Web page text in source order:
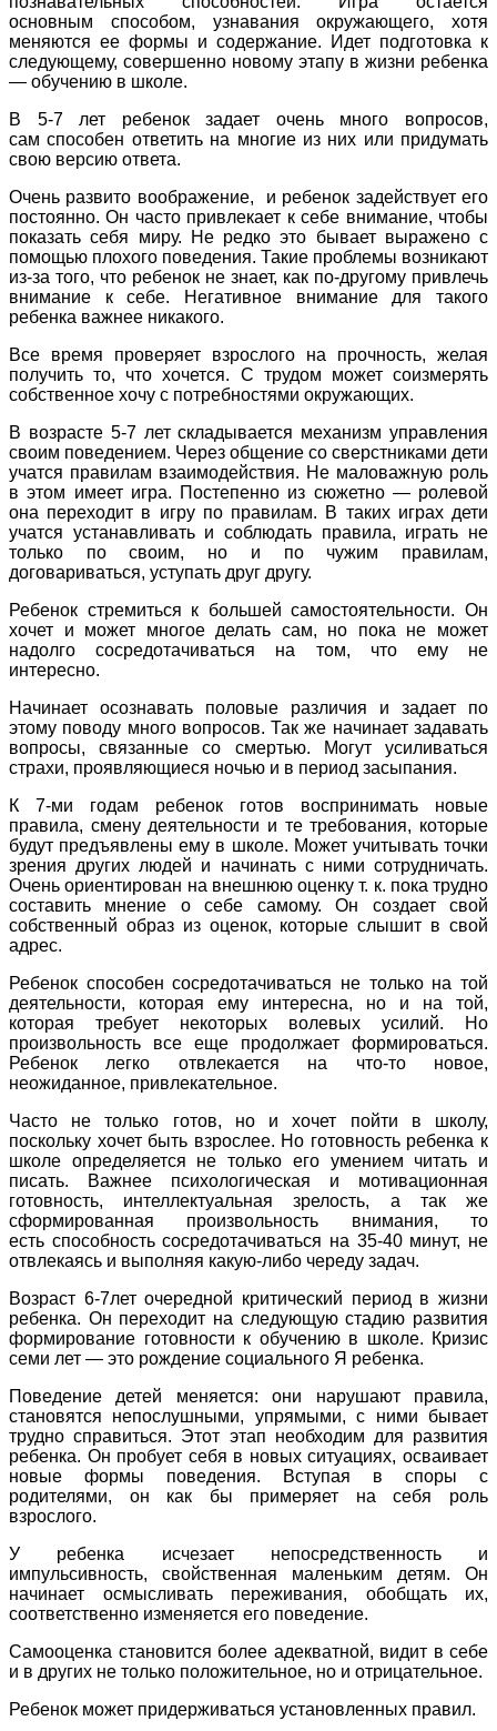
основным способом, узнавания окружающего, хотя
меняются ее формы и содержание. Идет подготовка к
следующему, совершенно новому этапу в жизни ребенка
— обучению в школе.
В 5-7 лет ребенок задает очень много вопросов,
сам способен ответить на многие из них или придумать
свою версию ответа.
Очень развито воображение, и ребенок задействует его
постоянно. Он часто привлекает к себе внимание, чтобы
показать себя миру. Не редко это бывает выражено с
помощью плохого поведения. Такие проблемы возникают
из-за того, что ребенок не знает, как по-другому привлечь
внимание к себе. Негативное внимание для такого
ребенка важнее никакого.
Все время проверяет взрослого на прочность, желая
получить то, что хочется. С трудом может соизмерять
собственное хочу с потребностями окружающих.
В возрасте 5-7 лет складывается механизм управления
своим поведением. Через общение со сверстниками дети
учатся правилам взаимодействия. Не маловажную роль
в этом имеет игра. Постепенно из сюжетно — ролевой
она переходит в игру по правилам. В таких играх дети
учатся устанавливать и соблюдать правила, играть не
только по своим, но и по чужим правилам,
договариваться, уступать друг другу.
Ребенок стремиться к большей самостоятельности. Он
хочет и может многое делать сам, но пока не может
надолго сосредотачиваться на том, что ему не
интересно.
Начинает осознавать половые различия и задает по
этому поводу много вопросов. Так же начинает задавать
вопросы, связанные со смертью. Могут усиливаться
страхи, проявляющиеся ночью и в период засыпания.
К 7-ми годам ребенок готов воспринимать новые
правила, смену деятельности и те требования, которые
будут предъявлены ему в школе. Может учитывать точки
зрения других людей и начинать с ними сотрудничать.
Очень ориентирован на внешнюю оценку т. к. пока трудно
составить мнение о себе самому. Он создает свой
собственный образ из оценок, которые слышит в свой
адрес.
Ребенок способен сосредотачиваться не только на той
деятельности, которая ему интересна, но и на той,
которая требует некоторых волевых усилий. Но
произвольность все еще продолжает формироваться.
Ребенок легко отвлекается на что-то новое,
неожиданное, привлекательное.
Часто не только готов, но и хочет пойти в школу,
поскольку хочет быть взрослее. Но готовность ребенка к
школе определяется не только его умением читать и
писать. Важнее психологическая и мотивационная
готовность, интеллектуальная зрелость, а так же
сформированная произвольность внимания, то
есть способность сосредотачиваться на 35-40 минут, не
отвлекаясь и выполняя какую-либо череду задач.
Возраст 6-7лет очередной критический период в жизни
ребенка. Он переходит на следующую стадию развития
формирование готовности к обучению в школе. Кризис
семи лет — это рождение социального Я ребенка.
Поведение детей меняется: они нарушают правила,
становятся непослушными, упрямыми, с ними бывает
трудно справиться. Этот этап необходим для развития
ребенка. Он пробует себя в новых ситуациях, осваивает
новые формы поведения. Вступая в споры с
родителями, он как бы примеряет на себя роль
взрослого.
У ребенка исчезает непосредственность и
импульсивность, свойственная маленьким детям. Он
начинает осмысливать переживания, обобщать их,
соответственно изменяется его поведение.
Самооценка становится более адекватной, видит в себе
и в других не только положительное, но и отрицательное.
Ребенок может придерживаться установленных правил.